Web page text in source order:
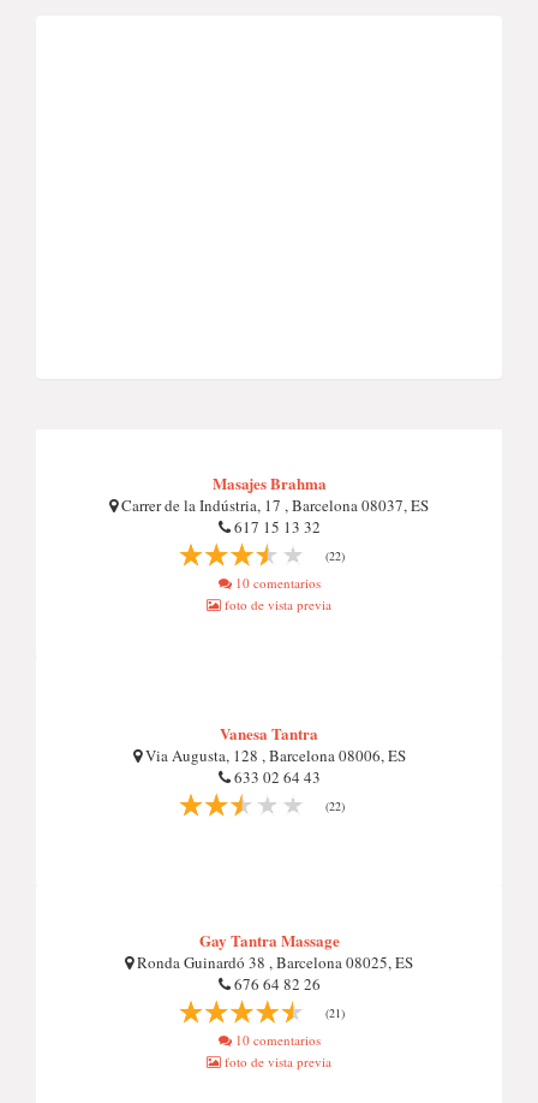
Masajes Brahma
Carrer de la Indústria, 17 , Barcelona 08037, ES
617 15 13 32
(22)
10 comentarios
foto de vista previa
Vanesa Tantra
Via Augusta, 128 , Barcelona 08006, ES
633 02 64 43
(22)
Gay Tantra Massage
Ronda Guinardó 38 , Barcelona 08025, ES
676 64 82 26
(21)
10 comentarios
foto de vista previa